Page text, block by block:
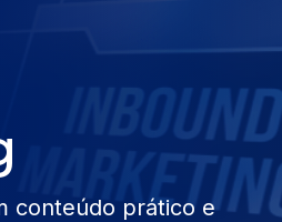
conteúdo prático e